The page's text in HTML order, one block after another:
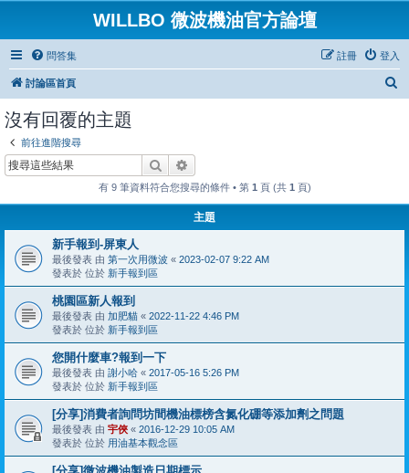
WILLBO 微波機油官方論壇
問答集 登入
註冊
討論區首頁
沒有回覆的主題
前往進階搜尋
搜尋
有 9 筆資料符合您搜尋的條件 • 第 1 頁 (共 1 頁)
主題
新手報到-屏東人
最後發表 由 第一次用微波 « 2023-02-07 9:22 AM
發表於 位於 新手報到區
桃園區新人報到
最後發表 由 加肥貓 « 2022-11-22 4:46 PM
發表於 位於 新手報到區
您開什麼車?報到一下
最後發表 由 謝小哈 « 2017-05-16 5:26 PM
發表於 位於 新手報到區
[分享]消費者詢問坊間機油標榜含氮化硼等添加劑之問題
最後發表 由 宇俠 « 2016-12-29 10:05 AM
發表於 位於 用油基本觀念區
[分享]微波機油製造日期標示